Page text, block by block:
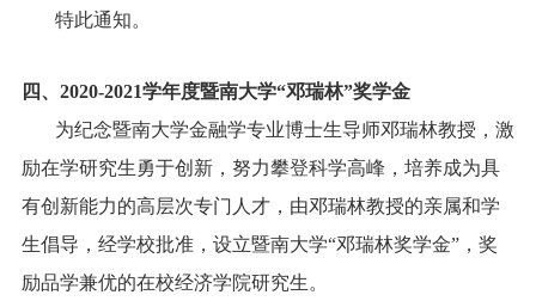
特此通知。
四、 2020-2021学年度暨南大学“邓瑞林”奖学金
为纪念暨南大学金融学专业博士生导师邓瑞林教授，激
励在学研究生勇于创新，努力攀登科学高峰，培养成为具
有创新能力的高层次专门人才，由邓瑞林教授的亲属和学
生倡导，经学校批准，设立暨南大学“邓瑞林奖学金”，奖
励品学兼优的在校经济学院研究生。